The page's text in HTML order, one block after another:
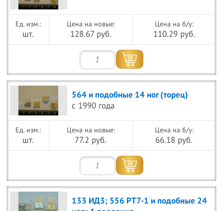
шт.
Цена на новые:
128.67 руб.
Цена на б/у:
110.29 руб.
564 и подобные 14 ног (торец)
с 1990 года
шт.
Цена на новые:
77.2 руб.
Цена на б/у:
66.18 руб.
133 ИД3; 556 РТ7-1 и подобные 24